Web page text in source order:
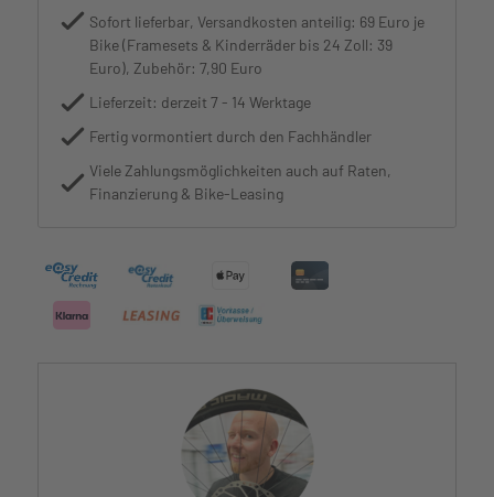
Sofort lieferbar, Versandkosten anteilig: 69 Euro je
Bike (Framesets & Kinderräder bis 24 Zoll: 39
Euro), Zubehör: 7,90 Euro
Lieferzeit: derzeit 7 - 14 Werktage
Fertig vormontiert durch den Fachhändler
Viele Zahlungsmöglichkeiten auch auf Raten,
Finanzierung & Bike-Leasing